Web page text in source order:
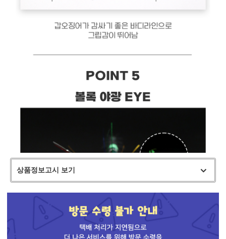
상품정보고시 보기